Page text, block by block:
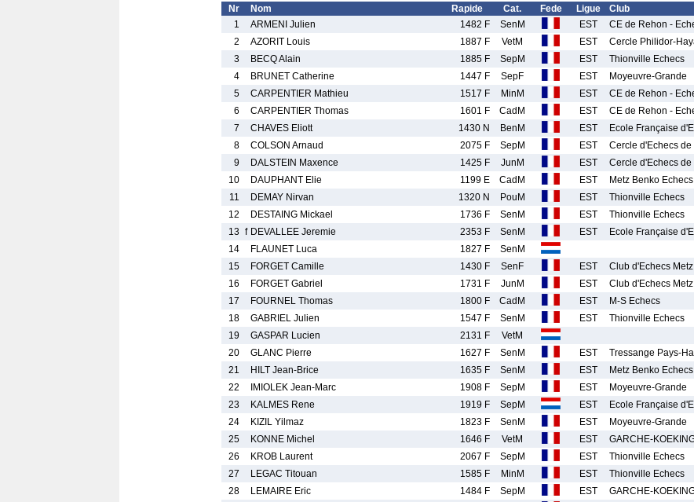
Nr Nom Rapide Cat. Fede Ligue
Club
1
ARMENI Julien 1482 F SenM EST
CE de Rehon -
2
AZORIT Louis 1887 F VetM EST
Cercle Philidor-
3
BECQ Alain 1885 F SepM EST
Thionville Echecs
4
BRUNET Catherine 1447 F SepF EST
Moyeuvre-Grande
5
CARPENTIER Mathieu 1517 F MinM EST
CE de Rehon -
6
CARPENTIER Thomas 1601 F CadM EST
CE de Rehon -
7
CHAVES Eliott 1430 N BenM EST
Ecole Française
8
COLSON Arnaud 2075 F SepM EST
Cercle d'Echecs de
9
DALSTEIN Maxence 1425 F JunM EST
Cercle d'Echecs de
10
DAUPHANT Elie 1199 E CadM EST
Metz Benko
11
DEMAY Nirvan 1320 N PouM EST
Thionville Echecs
12
DESTAING Mickael 1736 F SenM EST
Thionville Echecs
13 f DEVALLEE Jeremie 2353 F SenM EST
Ecole Française
14
FLAUNET Luca 1827 F
SenM
15
FORGET Camille 1430 F SenF EST
Club d'Echecs
16
FORGET Gabriel 1731 F JunM EST
Club d'Echecs
17
FOURNEL Thomas 1800 F CadM EST
M-S Echecs
18
GABRIEL Julien 1547 F SenM EST
Thionville Echecs
19
GASPAR Lucien 2131 F
VetM
20
GLANC Pierre 1627 F SenM EST
Tressange Pays-
21
HILT Jean-Brice 1635 F SenM EST
Metz Benko
22
IMIOLEK Jean-Marc 1908 F SepM EST
Moyeuvre-Grande
23
KALMES Rene 1919 F SepM EST
Ecole Française
24
KIZIL Yilmaz 1823 F SenM EST
Moyeuvre-Grande
25
KONNE Michel 1646 F VetM EST
GARCHE-
26
KROB Laurent 2067 F SepM EST
Thionville Echecs
27
LEGAC Titouan 1585 F MinM EST
Thionville Echecs
28
LEMAIRE Eric 1484 F SepM EST
GARCHE-